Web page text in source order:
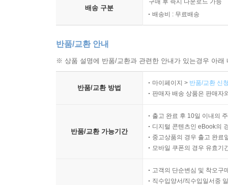
배송 구분
배송비 : 무료배송
반품/교환 안내
※ 상품 설명에 반품/교환과 관련한 안내가 있는경우 아
반품/교환 방법
마이페이지 > 반품/교환 신
판매자 배송 상품은 판매자
반품/교환 가능기간
출고 완료 후 10일 이내의
디지털 콘텐츠인 eBook의
중고상품의 경우 출고 완료
모바일 쿠폰의 경우 유효기
고객의 단순변심 및 착오구
직수입양서/직수입일서중